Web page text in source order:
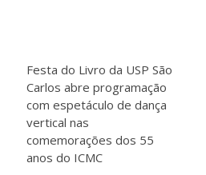
Festa do Livro da USP São
Carlos abre programação
com espetáculo de dança
vertical nas
comemorações dos 55
anos do ICMC